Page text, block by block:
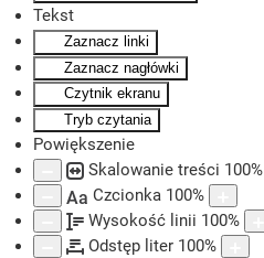
Tekst
Zaznacz linki
Zaznacz nagłówki
Czytnik ekranu
Tryb czytania
Powiększenie
Skalowanie treści 100%
Aa Czcionka 100%
Wysokość linii 100%
Odstęp liter 100%